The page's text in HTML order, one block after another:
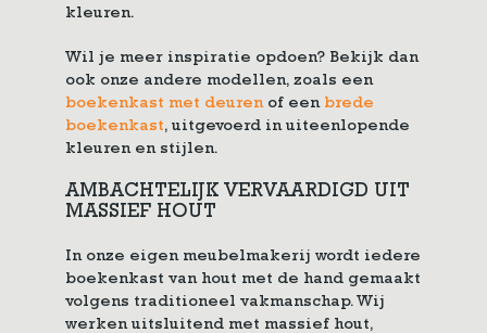
kleuren.
Wil je meer inspiratie opdoen? Bekijk dan
ook onze andere modellen, zoals een
boekenkast met deurenof een brede
boekenkast, uitgevoerd in uiteenlopende
kleuren en stijlen.
AMBACHTELIJK VERVAARDIGD UIT
MASSIEF HOUT
In onze eigen meubelmakerij wordt iedere
boekenkast van hout met de hand gemaakt
volgens traditioneel vakmanschap. Wij
werken uitsluitend met massief hout,